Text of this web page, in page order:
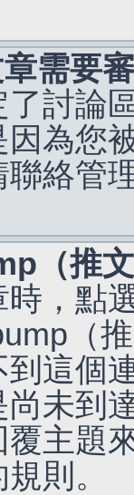
需要
討論
為您
絡管
（推
，點
（
這個
未到
主題
則。